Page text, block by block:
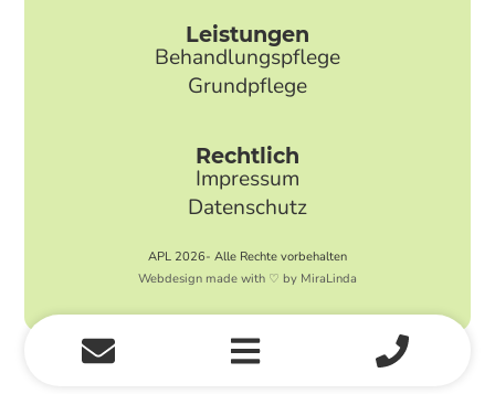
Leistungen
Behandlungspflege
Grundpflege
Rechtlich
Impressum
Datenschutz
APL 2026- Alle Rechte vorbehalten
Webdesign made with ♡ by MiraLinda